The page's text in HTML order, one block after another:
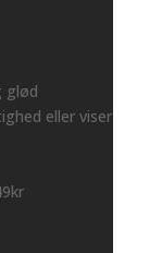
glød
eller viser